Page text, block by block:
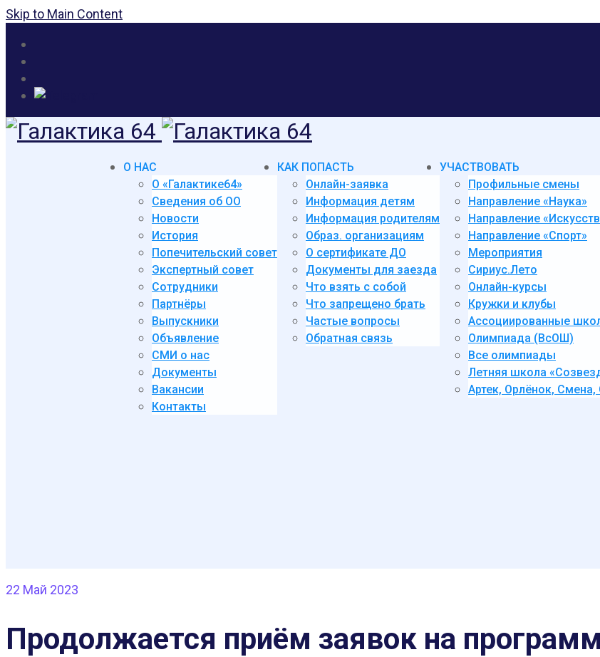
Skip to Main Content
О НАС
О «Галактике64»
Сведения об ОО
Новости
История
Попечительский совет
Экспертный совет
Сотрудники
Партнёры
Выпускники
Объявление
СМИ о нас
Документы
Вакансии
Контакты
КАК ПОПАСТЬ
Онлайн-заявка
Информация детям
Информация родителям
Образ. организациям
О сертификате ДО
Документы для заезда
Что взять с собой
Что запрещено брать
Частые вопросы
Обратная связь
УЧАСТВОВАТЬ
Профильные смены
Направление «Наука»
Направление
Направление «Спорт»
Мероприятия
Сириус.Лето
Онлайн-курсы
Кружки и клубы
Ассоциированные
Олимпиада (ВсОШ)
Все олимпиады
Летняя школа
Артек, Орлёнок, Смена,
22 Май 2023
Продолжается приём заявок на